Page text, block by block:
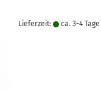
Lieferzeit: ca. 3-4 Tage